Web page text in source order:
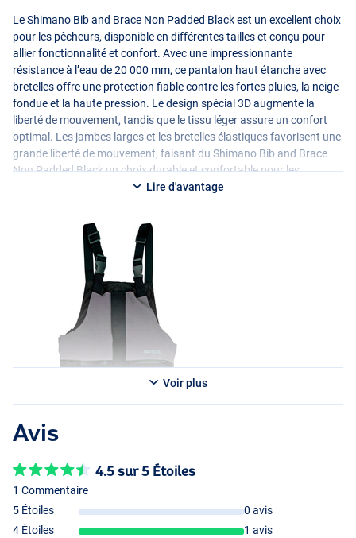
Le Shimano Bib and Brace Non Padded Black est un excellent choix
pour les pêcheurs, disponible en différentes tailles et conçu pour
allier fonctionnalité et confort. Avec une impressionnante
résistance à l’eau de 20 000 mm, ce pantalon haut étanche avec
bretelles offre une protection fiable contre les fortes pluies, la neige
fondue et la haute pression. Le design spécial 3D augmente la
liberté de mouvement, tandis que le tissu léger assure un confort
optimal. Les jambes larges et les bretelles élastiques favorisent une
grande liberté de mouvement, faisant du Shimano Bib and Brace
Non Padded Black un choix durable et confortable pour les
pêcheurs à la recherche d’une protection de haute qualité dans des
Lire d'avantage
Voir plus
Avis
4.5 sur 5 Étoiles
1 Commentaire
5 Étoiles
0 avis
4 Étoiles
1 avis